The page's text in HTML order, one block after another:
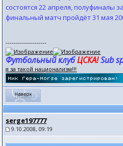
состоятся 22 апреля, полуфиналы
финальный матч пройдёт 31 мая
--------------------
Футбольный клубЦСКА!Sub
я за такой национализм!!!
serge197777
9.10.2008, 09:19